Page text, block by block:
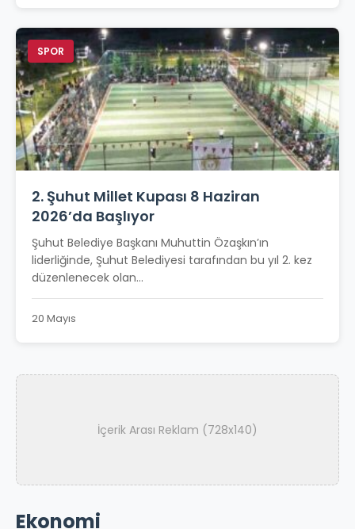
SPOR
2. Şuhut Millet Kupası 8 Haziran
2026’da Başlıyor
Şuhut Belediye Başkanı Muhuttin Özaşkın’ın
liderliğinde, Şuhut Belediyesi tarafından bu yıl 2. kez
düzenlenecek olan...
20 Mayıs
İçerik Arası Reklam (728x140)
Ekonomi